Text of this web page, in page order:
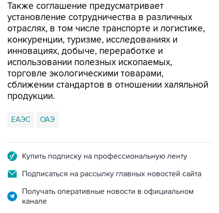
Также соглашение предусматривает
установление сотрудничества в различных
отраслях, в том числе транспорте и логистике,
конкуренции, туризме, исследованиях и
инновациях, добыче, переработке и
использовании полезных ископаемых,
торговле экологическими товарами,
сближении стандартов в отношении халяльной
продукции.
ЕАЭС ОАЭ
Купить подписку на профессиональную ленту
Подписаться на рассылку главных новостей сайта
Получать оперативные новости в официальном
канале